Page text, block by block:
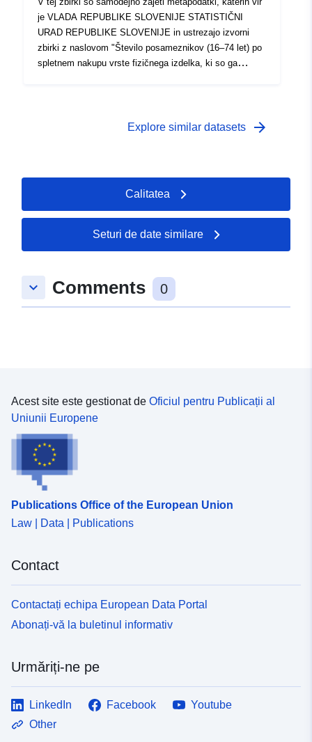
je VLADA REPUBLIKE SLOVENIJE STATISTIČNI
URAD REPUBLIKE SLOVENIJE in ustrezajo izvorni
zbirki z naslovom "Število posameznikov (16–74 let) po
spletnem nakupu vrste fizičnega izdelka, ki so ga
(.px). Med dodatnimi povezavami lahko dostopate do
različne formate, poleg tega pa tudi pregledovanje in
izpis tabel neomejene velikosti ter nekaj osnovnih
statističnih analiz in grafičnih prikazov.
Explore similar datasets arrow_forward
Calitatea
Seturi de date similare
keyboard_arrow_down Comments 0
Acest site este gestionat de Oficiul pentru Publicații al
Uniunii Europene
Publications Office of the European Union
Law | Data | Publications
Contact
Contactați echipa European Data Portal
Abonați-vă la buletinul informativ
Urmăriți-ne pe
LinkedIn Facebook
Youtube
Other